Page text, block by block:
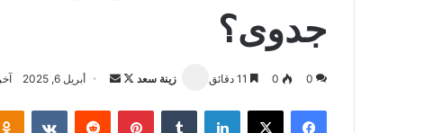
جدوى؟
زينة سعد
ت
أبريل 6, 2025 0
0
فيسبوك لينكدإن بينتيريست